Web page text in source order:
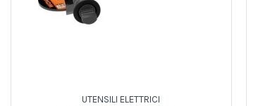
UTENSILI ELETTRICI